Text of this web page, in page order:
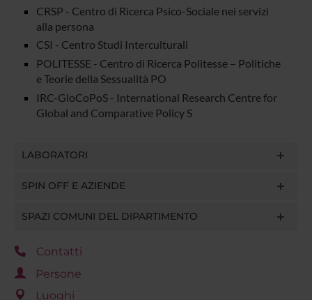
CRSP - Centro di Ricerca Psico-Sociale nei servizi
alla persona
CSI - Centro Studi Interculturali
POLITESSE - Centro di Ricerca Politesse – Politiche
e Teorie della Sessualità PO
IRC-GloCoPoS - International Research Centre for
Global and Comparative Policy S
LABORATORI
SPIN OFF E AZIENDE
SPAZI COMUNI DEL DIPARTIMENTO
Contatti
Persone
Luoghi